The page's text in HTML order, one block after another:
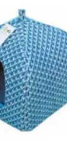
opciones
se
pueden
elegir
en
la
página
de
producto